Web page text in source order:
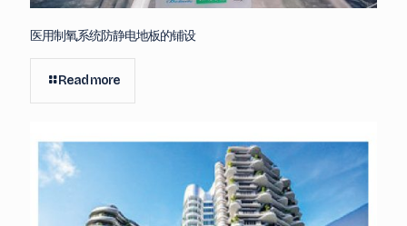
医用制氧系统防静电地板的铺设
Read more